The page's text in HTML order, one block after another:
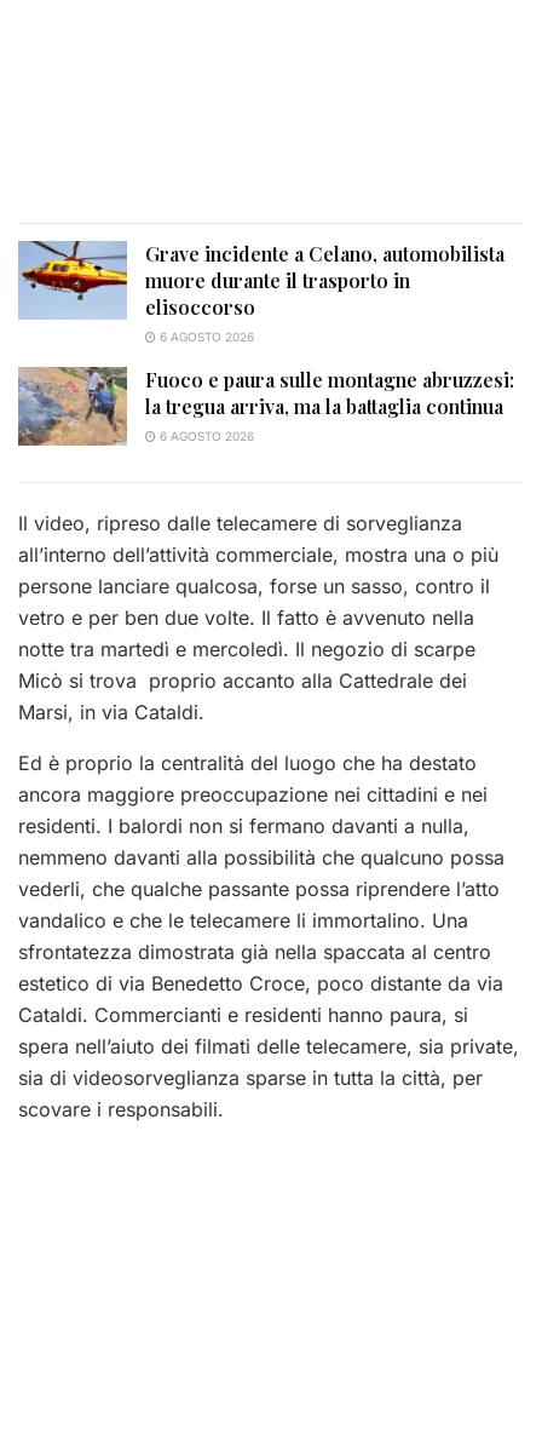
Grave incidente a Celano, automobilista
muore durante il trasporto in
elisoccorso
6 AGOSTO 2026
Fuoco e paura sulle montagne abruzzesi:
la tregua arriva, ma la battaglia continua
6 AGOSTO 2026
Il video, ripreso dalle telecamere di sorveglianza
all’interno dell’attività commerciale, mostra una o più
persone lanciare qualcosa, forse un sasso, contro il
vetro e per ben due volte. Il fatto è avvenuto nella
notte tra martedì e mercoledì. Il negozio di scarpe
Micò si trova proprio accanto alla Cattedrale dei
Marsi, in via Cataldi.
Ed è proprio la centralità del luogo che ha destato
ancora maggiore preoccupazione nei cittadini e nei
residenti. I balordi non si fermano davanti a nulla,
nemmeno davanti alla possibilità che qualcuno possa
vederli, che qualche passante possa riprendere l’atto
vandalico e che le telecamere li immortalino. Una
sfrontatezza dimostrata già nella spaccata al centro
estetico di via Benedetto Croce, poco distante da via
Cataldi. Commercianti e residenti hanno paura, si
spera nell’aiuto dei filmati delle telecamere, sia private,
sia di videosorveglianza sparse in tutta la città, per
scovare i responsabili.